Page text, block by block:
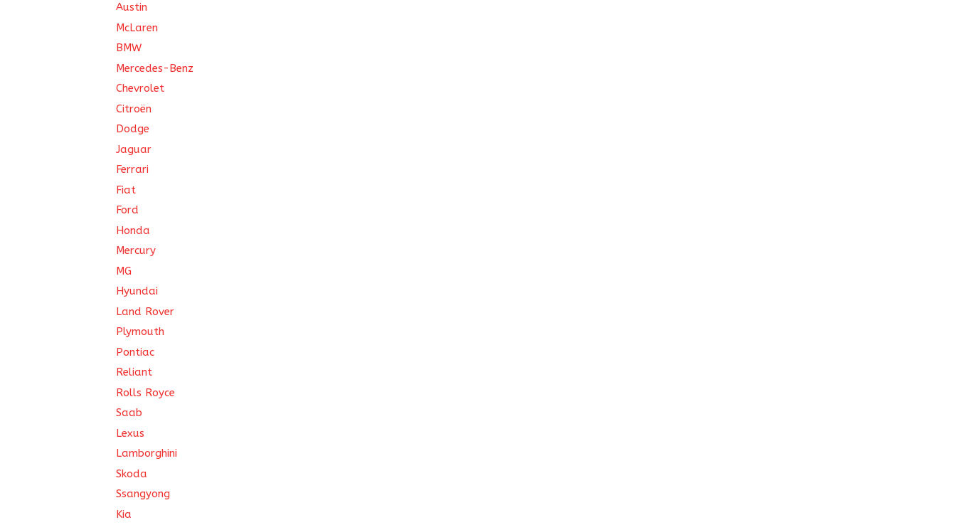
Austin
McLaren
BMW
Mercedes-Benz
Chevrolet
Citroën
Dodge
Jaguar
Ferrari
Fiat
Ford
Honda
Mercury
MG
Hyundai
Land Rover
Plymouth
Pontiac
Reliant
Rolls Royce
Saab
Lexus
Lamborghini
Skoda
Ssangyong
Kia